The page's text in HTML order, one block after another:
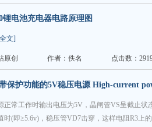
锂电池充电器电路原理图
文]
原创 作者：佚名 点击数：
保护功能的5V稳压电源 High-current
正常工作时输出电压为5V，晶闸管VS呈截止
时(即≥5.6v)，稳压管VD7击穿，这样电阻R3上